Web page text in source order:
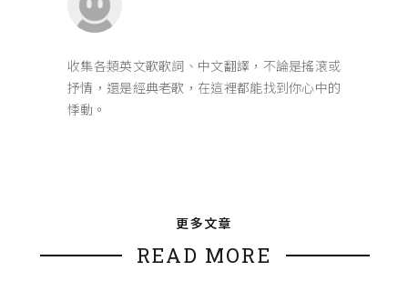
收集各類英文歌歌詞、中文翻譯，不論是搖滾或
抒情，還是經典老歌，在這裡都能找到你心中的
悸動。
更多文章
READ MORE